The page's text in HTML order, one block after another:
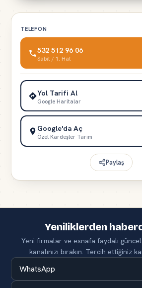
TELEFON
532 512 96 06
Sabit / 1. Hat
Yol Tarifi Al
Google Haritalar
Google'da Aç
Özel Kardeşler Tarım
Paylaş
Yeniliklerden
Yeni firmalar ve esnafa faydalı
kanalınızı bırakın. Tercih ettiğiniz